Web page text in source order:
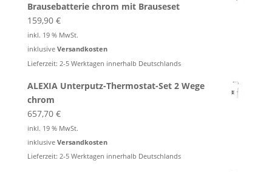
Brausebatterie chrom mit Brauseset
159,90 €
inkl. 19 % MwSt.
inklusive Versandkosten
Lieferzeit: 2-5 Werktagen innerhalb Deutschlands
ALEXIA Unterputz-Thermostat-Set 2 Wege
chrom
657,70 €
inkl. 19 % MwSt.
inklusive Versandkosten
Lieferzeit: 2-5 Werktagen innerhalb Deutschlands